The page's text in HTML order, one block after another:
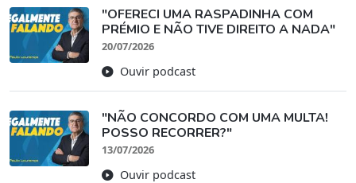
"OFERECI UMA RASPADINHA COM
PRÉMIO E NÃO TIVE DIREITO A NADA"
20/07/2026
Ouvir podcast
"NÃO CONCORDO COM UMA MULTA!
POSSO RECORRER?"
13/07/2026
Ouvir podcast